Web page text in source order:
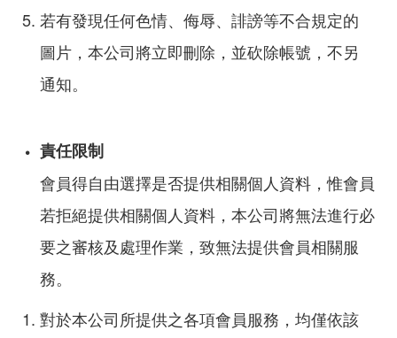
若有發現任何色情、侮辱、誹謗等不合規定的
圖片，本公司將立即刪除，並砍除帳號，不另
通知。
責任限制
會員得自由選擇是否提供相關個人資料，惟會員
若拒絕提供相關個人資料，本公司將無法進行必
要之審核及處理作業，致無法提供會員相關服
務。
對於本公司所提供之各項會員服務，均僅依該